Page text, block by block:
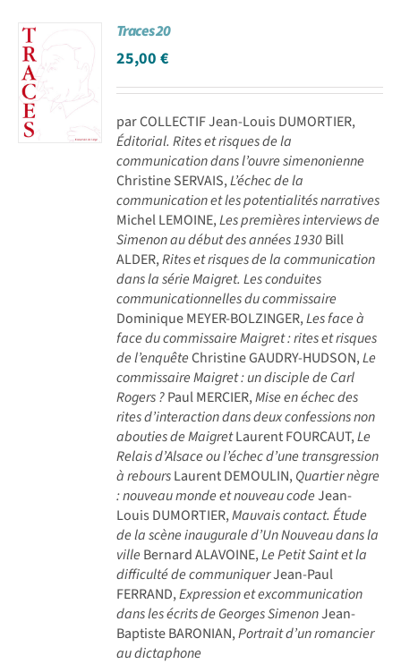
Traces 20
25,00€
par COLLECTIF Jean-Louis DUMORTIER,
Éditorial. Rites et risques de la
communication dans l’ouvre simenonienne
Christine SERVAIS,L’échec de la
communication et les potentialités narratives
Michel LEMOINE,Les premières interviews de
Simenon au début des années 1930Bill
ALDER,Rites et risques de la communication
dans la série Maigret. Les conduites
communicationnelles du commissaire
Dominique MEYER-BOLZINGER,Les face à
face du commissaire Maigret : rites et risques
de l’enquêteChristine GAUDRY-HUDSON,Le
commissaire Maigret : un disciple de Carl
Rogers ?Paul MERCIER,Mise en échec des
rites d’interaction dans deux confessions non
abouties de MaigretLaurent FOURCAUT,Le
Relais d’Alsace ou l’échec d’une transgression
à reboursLaurent DEMOULIN,Quartier nègre
: nouveau monde et nouveau codeJean-
Louis DUMORTIER,Mauvais contact. Étude
de la scène inaugurale d’Un Nouveau dans la
ville Bernard ALAVOINE,Le Petit Saint et la
difficulté de communiquerJean-Paul
FERRAND,Expression et excommunication
dans les écrits de Georges SimenonJean-
Baptiste BARONIAN,Portrait d’un romancier
au dictaphone